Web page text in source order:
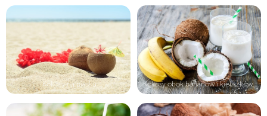
Kokosy na piasku Kokosy obok bananów i kieliszków z ...